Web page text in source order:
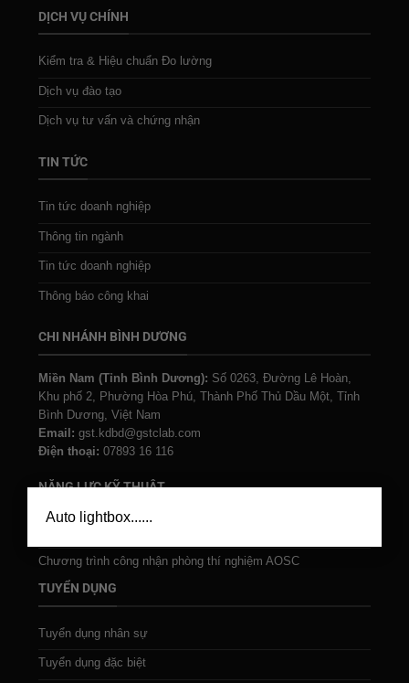
Auto lightbox......
DỊCH VỤ CHÍNH
Kiểm tra & Hiệu chuẩn Đo lường
Dịch vụ đào tạo
Dịch vụ tư vấn và chứng nhận
TIN TỨC
Tin tức doanh nghiệp
Thông tin ngành
Tin tức doanh nghiệp
Thông báo công khai
CHI NHÁNH BÌNH DƯƠNG
Miền Nam (Tỉnh Bình Dương): Số 0263, Đường Lê Hoàn,
Khu phố 2, Phường Hòa Phú, Thành Phố Thủ Dầu Một, Tỉnh
Bình Dương, Việt Nam
Email: gst.kdbd@gstclab.com
Điện thoại: 07893 16 116
NĂNG LỰC KỸ THUẬT
Chương trình công nhận phòng thí nghiệm AOSC
TUYỂN DỤNG
Tuyển dụng nhân sự
Tuyển dụng đặc biệt